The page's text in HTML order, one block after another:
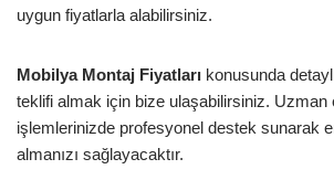
uygun fiyatlarla alabilirsiniz.
Mobilya Montaj Fiyatları konusunda
teklifi almak için bize ulaşabilirsiniz. Uzman
işlemlerinizde profesyonel destek sunarak
almanızı sağlayacaktır.